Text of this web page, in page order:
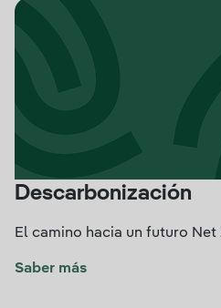
Descarbonización
El camino hacia un futuro
Saber más